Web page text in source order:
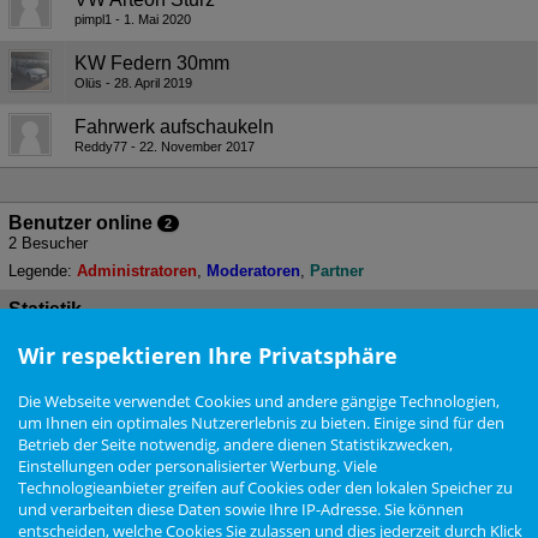
pimpl1 1. Mai 2020
KW Federn 30mm
Olüs 28. April 2019
Fahrwerk aufschaukeln
Reddy77 22. November 2017
Benutzer online 2
2 Besucher
Legende: Administratoren Moderatoren Partner
Statistik
Nutzungsbedingungen Datenschutzerklärung Impressum Newsletter
Cookie Einstellungen
Wir respektieren Ihre Privatsphäre
Die Webseite verwendet Cookies und andere gängige Technologien,
um Ihnen ein optimales Nutzererlebnis zu bieten. Einige sind für den
Betrieb der Seite notwendig, andere dienen Statistikzwecken,
Einstellungen oder personalisierter Werbung. Viele
Technologieanbieter greifen auf Cookies oder den lokalen Speicher zu
und verarbeiten diese Daten sowie Ihre IP-Adresse. Sie können
entscheiden, welche Cookies Sie zulassen und dies jederzeit durch Klick